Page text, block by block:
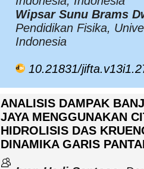
Wipsar Sunu Brams
Pendidikan Fisika,
Indonesia
10.21831/
ANALISIS DAMPAK
JAYA MENGGUNAKAN
HIDROLISIS DAS
DINAMIKA GARIS